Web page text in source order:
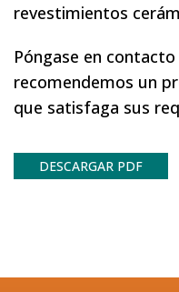
revestimientos
Póngase en
recomendemos un
que satisfaga sus
DESCARGAR PDF